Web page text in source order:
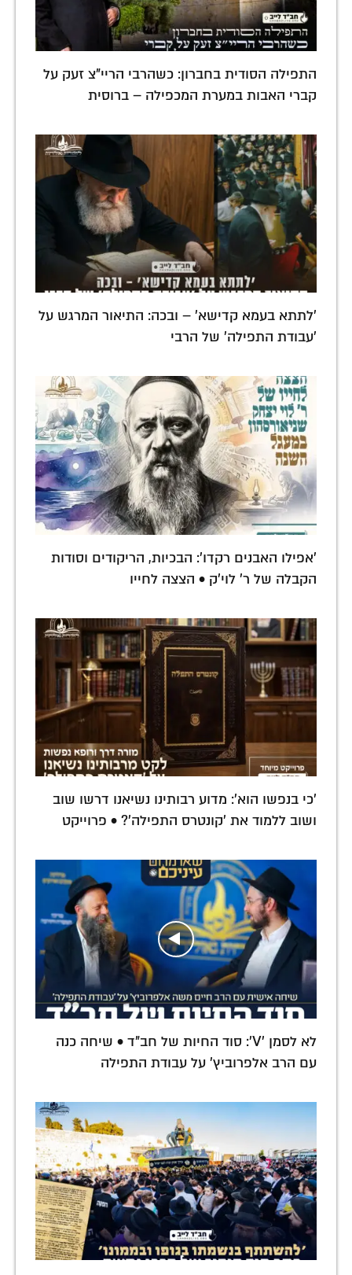
התפילה הסודית בחברון: כשהרבי הריי"צ זעק על
קברי האבות במערת המכפילה – ברוסית
'לתתא בעמא קדישא' – ובכה: התיאור המרגש על
'עבודת התפילה' של הרבי
'אפילו האבנים רקדו': הבכיות, הריקודים וסודות
הקבלה של ר' לוי'ק • הצצה לחייו
'כי בנפשו הוא': מדוע רבותינו נשיאנו דרשו שוב
ושוב ללמוד את 'קונטרס התפילה'? • פרוייקט
לא לסמן 'V': סוד החיות של חב"ד • שיחה כנה
עם הרב אלפרוביץ' על עבודת התפילה